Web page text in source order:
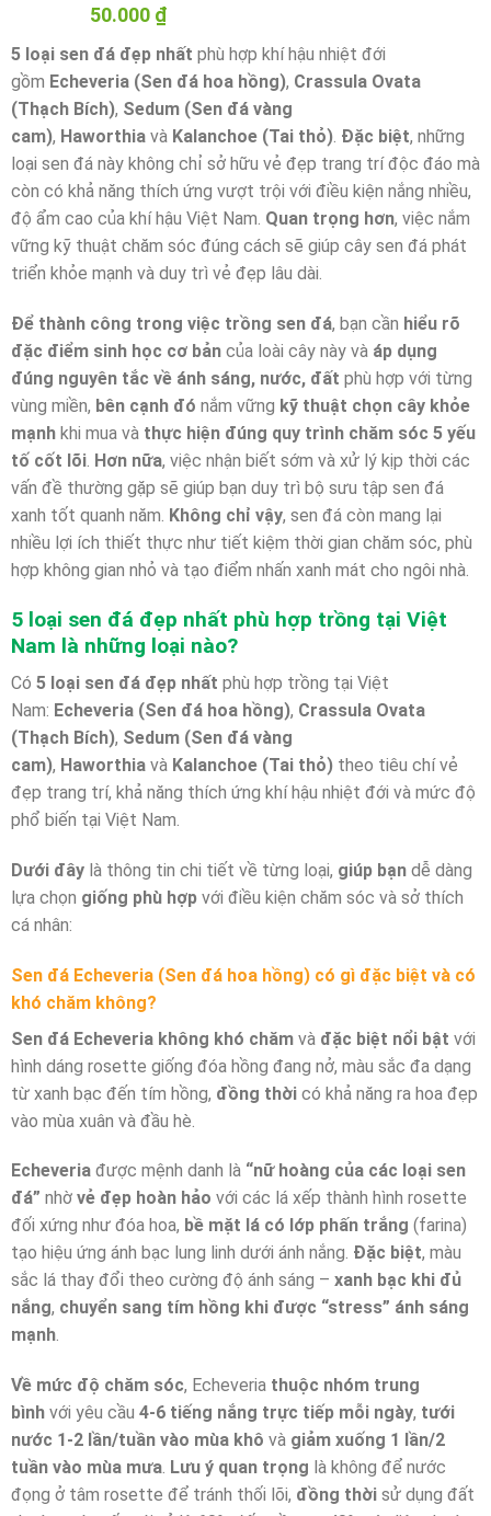
50.000 ₫
5 loại sen đá đẹp nhất phù hợp khí hậu nhiệt đới
gồm Echeveria (Sen đá hoa hồng), Crassula Ovata
(Thạch Bích), Sedum (Sen đá vàng
cam), Haworthia và Kalanchoe (Tai thỏ). Đặc biệt, những
loại sen đá này không chỉ sở hữu vẻ đẹp trang trí độc đáo mà
còn có khả năng thích ứng vượt trội với điều kiện nắng nhiều,
độ ẩm cao của khí hậu Việt Nam. Quan trọng hơn, việc nắm
vững kỹ thuật chăm sóc đúng cách sẽ giúp cây sen đá phát
triển khỏe mạnh và duy trì vẻ đẹp lâu dài.
Để thành công trong việc trồng sen đá, bạn cần hiểu rõ
đặc điểm sinh học cơ bản của loài cây này và áp dụng
đúng nguyên tắc về ánh sáng, nước, đất phù hợp với từng
vùng miền, bên cạnh đó nắm vững kỹ thuật chọn cây khỏe
mạnh khi mua và thực hiện đúng quy trình chăm sóc 5 yếu
tố cốt lõi Hơn nữa, việc nhận biết sớm và xử lý kịp thời các
vấn đề thường gặp sẽ giúp bạn duy trì bộ sưu tập sen đá
xanh tốt quanh năm. Không chỉ vậy, sen đá còn mang lại
nhiều lợi ích thiết thực như tiết kiệm thời gian chăm sóc, phù
hợp không gian nhỏ và tạo điểm nhấn xanh mát cho ngôi nhà.
5 loại sen đá đẹp nhất phù hợp trồng tại Việt
Nam là những loại nào?
Có 5 loại sen đá đẹp nhất phù hợp trồng tại Việt
Nam: Echeveria (Sen đá hoa hồng), Crassula Ovata
(Thạch Bích), Sedum (Sen đá vàng
cam), Haworthia và Kalanchoe (Tai thỏ) theo tiêu chí vẻ
đẹp trang trí, khả năng thích ứng khí hậu nhiệt đới và mức độ
phổ biến tại Việt Nam.
Dưới đây là thông tin chi tiết về từng loại, giúp bạn dễ dàng
lựa chọn giống phù hợp với điều kiện chăm sóc và sở thích
cá nhân:
Sen đá Echeveria (Sen đá hoa hồng) có gì đặc biệt và có
khó chăm không?
Sen đá Echeveria không khó chăm và đặc biệt nổi bật với
hình dáng rosette giống đóa hồng đang nở, màu sắc đa dạng
từ xanh bạc đến tím hồng, đồng thời có khả năng ra hoa đẹp
vào mùa xuân và đầu hè.
Echeveria được mệnh danh là “nữ hoàng của các loại sen
đá” nhờ vẻ đẹp hoàn hảo với các lá xếp thành hình rosette
đối xứng như đóa hoa, bề mặt lá có lớp phấn trắng (farina)
tạo hiệu ứng ánh bạc lung linh dưới ánh nắng. Đặc biệt, màu
sắc lá thay đổi theo cường độ ánh sáng – xanh bạc khi đủ
nắng, chuyển sang tím hồng khi được “stress” ánh sáng
mạnh.
Về mức độ chăm sóc, Echeveria thuộc nhóm trung
bình với yêu cầu 4-6 tiếng nắng trực tiếp mỗi ngày, tưới
nước 1-2 lần/tuần vào mùa khô và giảm xuống 1 lần/2
tuần vào mùa mưa. Lưu ý quan trọng là không để nước
đọng ở tâm rosette để tránh thối lõi, đồng thời sử dụng đất